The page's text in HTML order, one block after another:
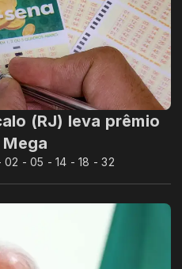
(RJ) leva prêmio
Mega
- 05 - 14 - 18 - 32